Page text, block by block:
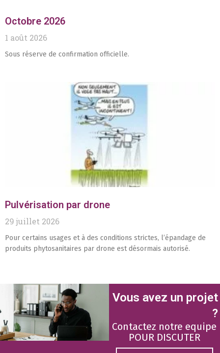
Octobre 2026
1 août 2026
Sous réserve de confirmation officielle.
Pulvérisation par drone
29 juillet 2026
Pour certains usages et à des conditions strictes, l’épandage de
produits phytosanitaires par drone est désormais autorisé.
Vous avez un projet
?
Contactez notre equipe
POUR DISCUTER